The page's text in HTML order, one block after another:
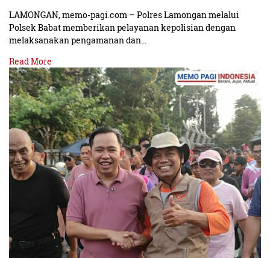
LAMONGAN, memo-pagi.com – Polres Lamongan melalui
Polsek Babat memberikan pelayanan kepolisian dengan
melaksanakan pengamanan dan…
Read More